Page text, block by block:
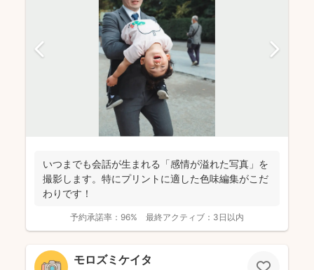
いつまでも会話が生まれる「感情が溢れた写真」を
撮影します。特にプリントに適した色味編集がこだ
わりです！
予約承諾率： 96% 最終アクティブ： 3日以内
モロズミケイタ